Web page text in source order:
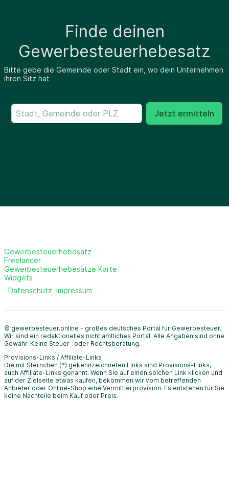
Finde deinen
Gewerbesteuerhebesatz
Bitte gebe die Gemeinde oder Stadt ein, wo dein Unternehmen
ihren Sitz hat
Jetzt ermitteln
Gewerbesteuerhebesatz
Freelancer
Gewerbesteuerhebesätze Karte
Widgets
Datenschutz Impressum
© gewerbesteuer.online - großes deutsches Portal für Gewerbesteuer.
Wir sind ein redaktionelles nicht amtliches Portal. Alle Angaben sind ohne
Gewähr. Keine Steuer- oder Rechtsberatung.
Provisions-Links / Affiliate-Links
Die mit Sternchen (*) gekennzeichneten Links sind Provisions-Links,
auch Affiliate-Links genannt. Wenn Sie auf einen solchen Link klicken und
auf der Zielseite etwas kaufen, bekommen wir vom betreffenden
Anbieter oder Online-Shop eine Vermittlerprovision. Es entstehen für Sie
keine Nachteile beim Kauf oder Preis.